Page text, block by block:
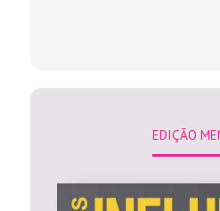
EDIÇÃO